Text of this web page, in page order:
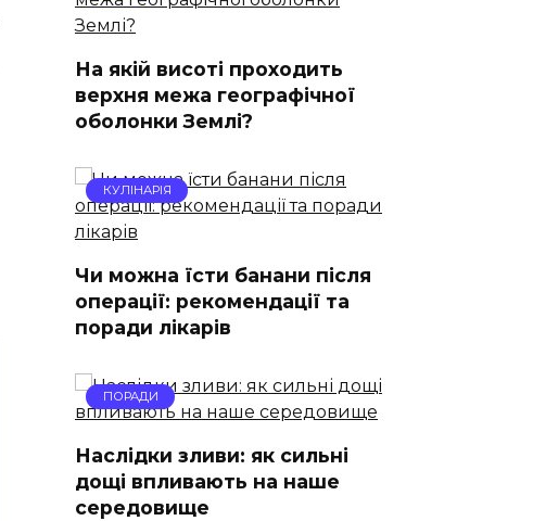
На якій висоті проходить
верхня межа географічної
оболонки Землі?
КУЛІНАРІЯ
Чи можна їсти банани після
операції: рекомендації та
поради лікарів
ПОРАДИ
Наслідки зливи: як сильні
дощі впливають на наше
середовище